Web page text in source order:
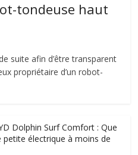
tondeuse haut
suite afin d’être transparent
propriétaire d’un robot-
Dolphin Surf Comfort : Que
petite électrique à moins de